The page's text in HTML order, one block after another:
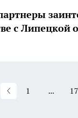
с Липецкой
1 ... 17